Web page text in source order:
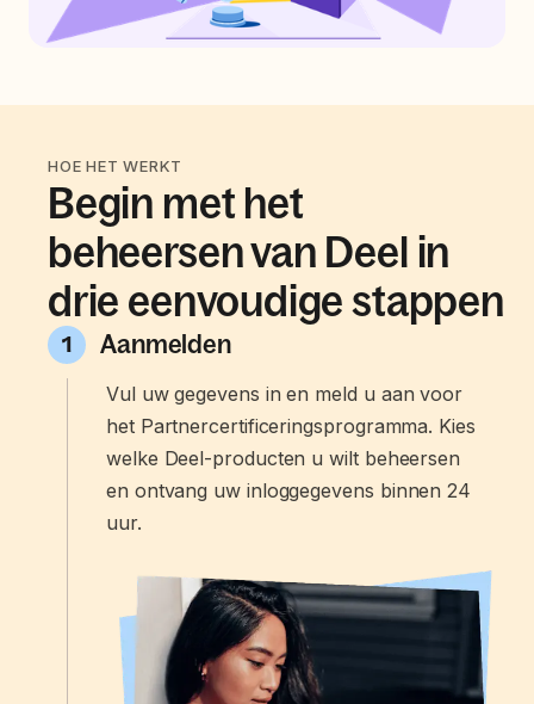
HOE HET WERKT
Begin met het
beheersen van Deel in
drie eenvoudige stappen
1 Aanmelden
Vul uw gegevens in en meld u aan voor
het Partnercertificeringsprogramma. Kies
welke Deel-producten u wilt beheersen
en ontvang uw inloggegevens binnen 24
uur.